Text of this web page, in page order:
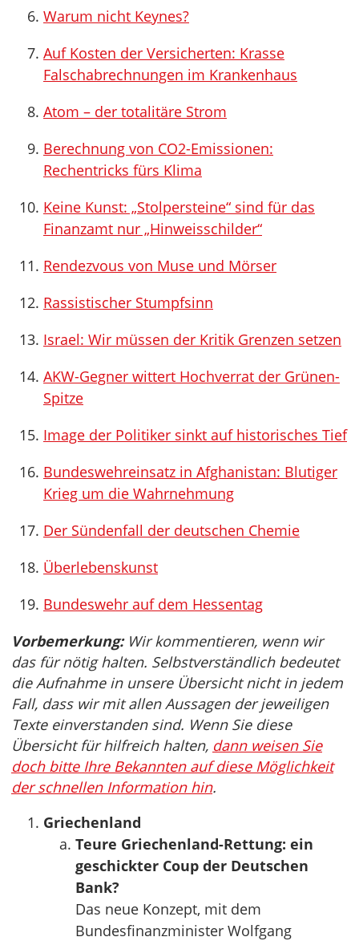
Warum nicht Keynes?
Auf Kosten der Versicherten: Krasse
Falschabrechnungen im Krankenhaus
Atom – der totalitäre Strom
Berechnung von CO2-Emissionen:
Rechentricks fürs Klima
Keine Kunst: „Stolpersteine“ sind für das
Finanzamt nur „Hinweisschilder“
Rendezvous von Muse und Mörser
Rassistischer Stumpfsinn
Israel: Wir müssen der Kritik Grenzen setzen
AKW-Gegner wittert Hochverrat der Grünen-
Spitze
Image der Politiker sinkt auf historisches Tief
Bundeswehreinsatz in Afghanistan: Blutiger
Krieg um die Wahrnehmung
Der Sündenfall der deutschen Chemie
Überlebenskunst
Bundeswehr auf dem Hessentag
Vorbemerkung:Wir kommentieren, wenn wir
das für nötig halten. Selbstverständlich bedeutet
die Aufnahme in unsere Übersicht nicht in jedem
Fall, dass wir mit allen Aussagen der jeweiligen
Texte einverstanden sind. Wenn Sie diese
Übersicht für hilfreich halten, dann weisen Sie
doch bitte Ihre Bekannten auf diese Möglichkeit
der schnellen Information hin.
Griechenland
Teure Griechenland-Rettung: ein
geschickter Coup der Deutschen
Bank?
Das neue Konzept, mit dem
Bundesfinanzminister Wolfgang